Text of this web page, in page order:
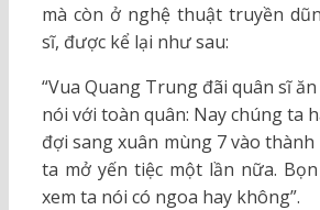
mà còn ở nghệ thuật truyền
sĩ, được kể lại như sau:
“Vua Quang Trung đãi quân sĩ
nói với toàn quân: Nay chúng ta
đợi sang xuân mùng 7 vào
ta mở yến tiệc một lần nữa.
xem ta nói có ngoa hay không”.